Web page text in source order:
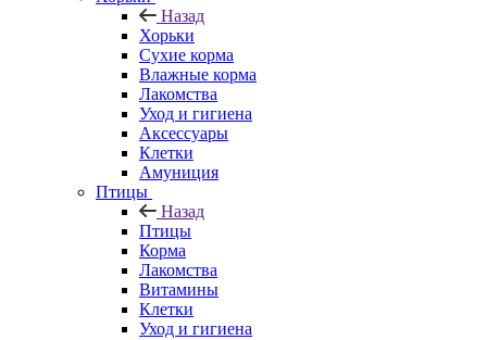
Назад
Хорьки
Сухие корма
Влажные корма
Лакомства
Уход и гигиена
Аксессуары
Клетки
Амуниция
Птицы
Назад
Птицы
Корма
Лакомства
Витамины
Клетки
Уход и гигиена